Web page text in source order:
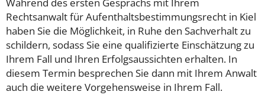
Rechtsanwalt für Aufenthaltsbestimmungsrecht in Kiel
haben Sie die Möglichkeit, in Ruhe den Sachverhalt zu
schildern, sodass Sie eine qualifizierte Einschätzung zu
Ihrem Fall und Ihren Erfolgsaussichten erhalten. In
diesem Termin besprechen Sie dann mit Ihrem Anwalt
auch die weitere Vorgehensweise in Ihrem Fall.